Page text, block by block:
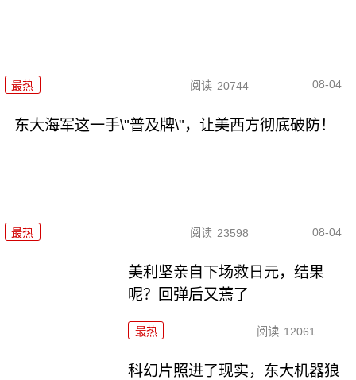
最热 阅读 20744 08-04
东大海军这一手\"普及牌\"，让美西方彻底破防！
最热 阅读 23598 08-04
美利坚亲自下场救日元，结果
呢？回弹后又蔫了
最热 阅读 12061
科幻片照进了现实，东大机器狼